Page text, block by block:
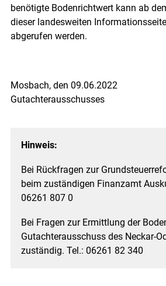
benötigte Bodenrichtwert kann ab
dieser landesweiten
abgerufen werden.
Mosbach, den 09.06.2022
Gutachterausschusses
Hinweis:
Bei Rückfragen zur
beim zuständigen Finanzamt
06261 807 0
Bei Fragen zur Ermittlung der
Gutachterausschuss des Neckar-
zuständig. Tel.: 06261 82 340